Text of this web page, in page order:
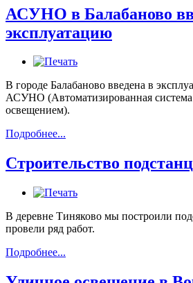
АСУНО в Балабаново
эксплуатацию
В городе Балабаново введена в
АСУНО (Автоматизированная
освещением).
Подробнее...
Строительство
В деревне Тиняково мы построили
провели ряд работ.
Подробнее...